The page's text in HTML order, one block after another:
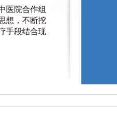
医院合作组
想，不断挖
手段结合现